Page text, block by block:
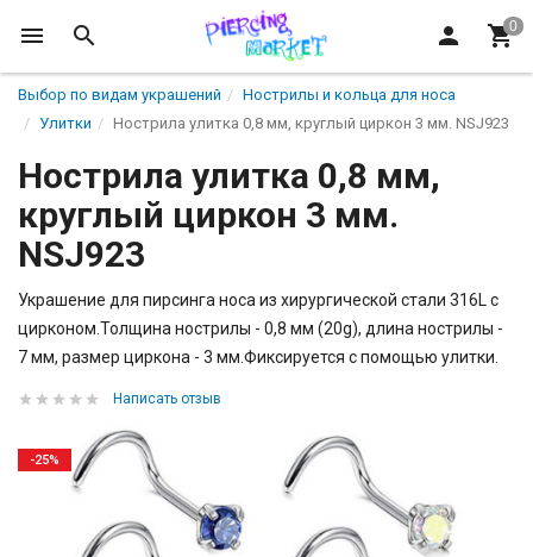
Выбор по видам украшений
Нострилы и кольца для носа
Улитки
Нострила улитка 0,8 мм, круглый циркон 3 мм. NSJ923
Нострила улитка 0,8 мм,
круглый циркон 3 мм.
NSJ923
Украшение для пирсинга носа из хирургической стали 316L с
цирконом.Толщина нострилы - 0,8 мм (20g), длина нострилы -
7 мм, размер циркона - 3 мм.Фиксируется с помощью улитки.
Написать отзыв
-25%